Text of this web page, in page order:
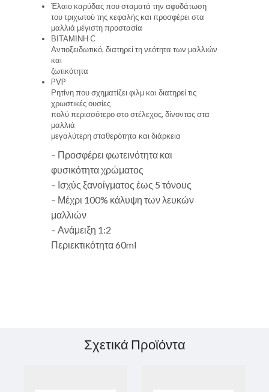
Έλαιο καρύδας που σταματά την αφυδάτωση
του τριχωτού της κεφαλής και προσφέρει στα
μαλλιά μέγιστη προστασία
ΒΙΤΑΜΙΝΗ C
Αντιοξειδωτικό, διατηρεί τη νεότητα των μαλλιών
και
ζωτικότητα
PVP
Ρητίνη που σχηματίζει φιλμ και διατηρεί τις
χρωστικές ουσίες
πολύ περισσότερο στο στέλεχος, δίνοντας στα
μαλλιά
μεγαλύτερη σταθερότητα και διάρκεια
– Προσφέρει φωτεινότητα και
φυσικότητα χρώματος
– Ισχύς ξανοίγματος έως 5 τόνους
– Μέχρι 100% κάλυψη των λευκών
μαλλιών
– Ανάμειξη 1:2
Περιεκτικότητα 60ml
Σχετικά Προϊόντα